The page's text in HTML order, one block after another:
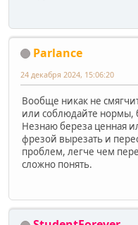
Parlance
24 декабря 2024, 15:06:20
Вообще никак не
или соблюдайте нормы,
Незнаю береза ценная
фрезой вырезать и
проблем, легче чем
сложно понять.